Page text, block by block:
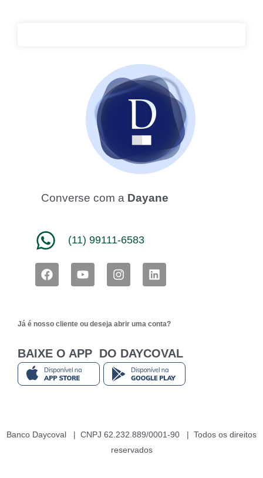
Converse com a Dayane
(11) 99111-6583
F
a
o
k
Y
o
b
I
n
g
a
m
L
i
d
n
Já é nosso cliente ou deseja abrir uma conta?
BAIXE O APP DO DAYCOVAL
Banco Daycoval | CNPJ 62.232.889/0001-90 | Todos os direitos
reservados